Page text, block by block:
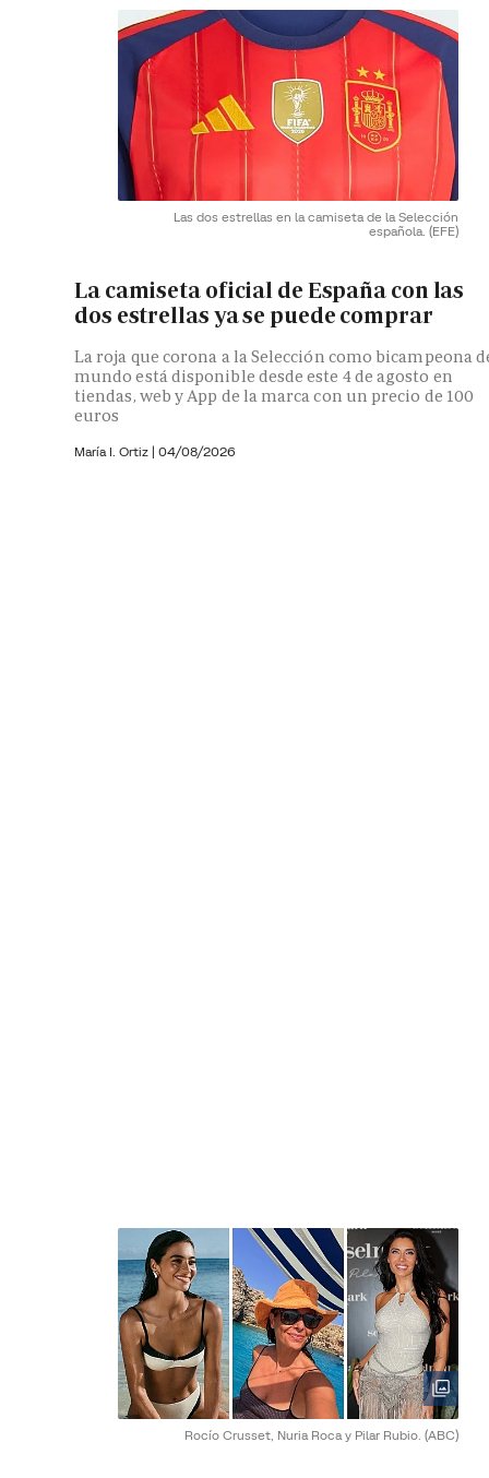
Las dos estrellas en la camiseta de la Selección
española. (EFE)
La camiseta oficial de España con las
dos estrellas ya se puede comprar
La roja que corona a la Selección como bicampeona
mundo está disponible desde este 4 de agosto en
tiendas, web y App de la marca con un precio de 100
euros
María I. Ortiz | 04/08/2026
Rocío Crusset, Nuria Roca y Pilar Rubio. (ABC)